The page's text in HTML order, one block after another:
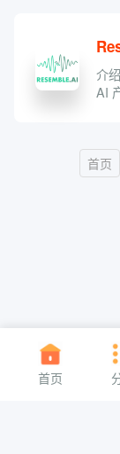
介
AI
首页
首页